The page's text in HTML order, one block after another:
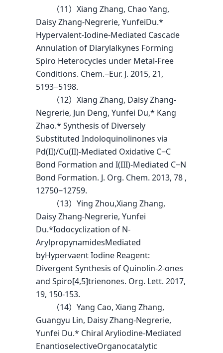
（11）Xiang Zhang, Chao Yang,
Daisy Zhang-Negrerie, YunfeiDu.*
Hypervalent-Iodine-Mediated Cascade
Annulation of Diarylalkynes Forming
Spiro Heterocycles under Metal-Free
Conditions. Chem.−Eur. J. 2015, 21,
5193−5198.
（12）Xiang Zhang, Daisy Zhang-
Negrerie, Jun Deng, Yunfei Du,* Kang
Zhao.* Synthesis of Diversely
Substituted Indoloquinolinones via
Pd(II)/Cu(II)-Mediated Oxidative C−C
Bond Formation and I(III)-Mediated C−N
Bond Formation. J. Org. Chem. 2013, 78 ,
12750−12759.
（13）Ying Zhou,Xiang Zhang,
Daisy Zhang-Negrerie, Yunfei
Du.*Iodocyclization of N-
ArylpropynamidesMediated
byHypervaent Iodine Reagent:
Divergent Synthesis of Quinolin-2-ones
and Spiro[4,5]trienones. Org. Lett. 2017,
19, 150-153.
（14）Yang Cao, Xiang Zhang,
Guangyu Lin, Daisy Zhang-Negrerie,
Yunfei Du.* Chiral Aryliodine-Mediated
EnantioselectiveOrganocatalytic